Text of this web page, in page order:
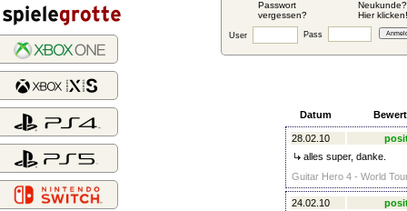
Passwort
vergessen?
Neukunde?
Hier klicken!
User Pass
Datum
28.02.10
alles super, danke.
Guitar Hero 4 - World
24.02.10